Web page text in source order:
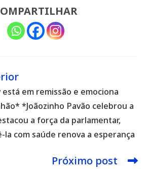
em remissão e emociona
*Joãozinho Pavão celebrou a
a força da parlamentar,
la com saúde renova a esperança
Próximo post